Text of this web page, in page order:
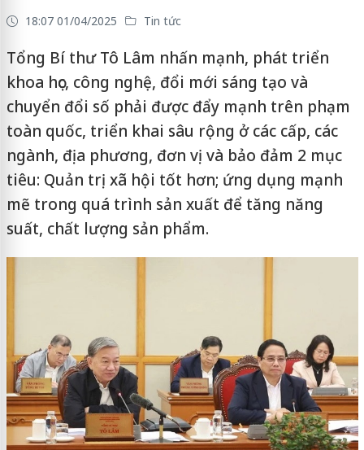
18:07 01/04/2025 Tin tức
Tổng Bí thư Tô Lâm nhấn mạnh, phát triển
khoa học, công nghệ, đổi mới sáng tạo và
chuyển đổi số phải được đẩy mạnh trên phạm
toàn quốc, triển khai sâu rộng ở các cấp, các
ngành, địa phương, đơn vị và bảo đảm 2 mục
tiêu: Quản trị xã hội tốt hơn; ứng dụng mạnh
mẽ trong quá trình sản xuất để tăng năng
suất, chất lượng sản phẩm.